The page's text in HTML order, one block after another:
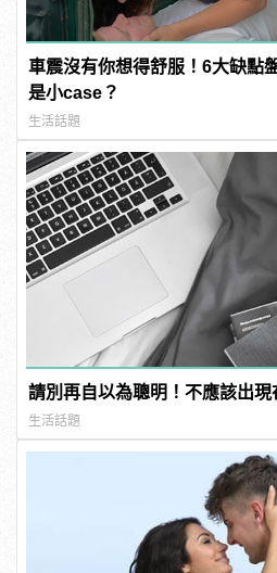
車震沒有你想得舒服！6大缺點
是小case？
生活話題
請別再自以為聰明！不應該出
生活話題